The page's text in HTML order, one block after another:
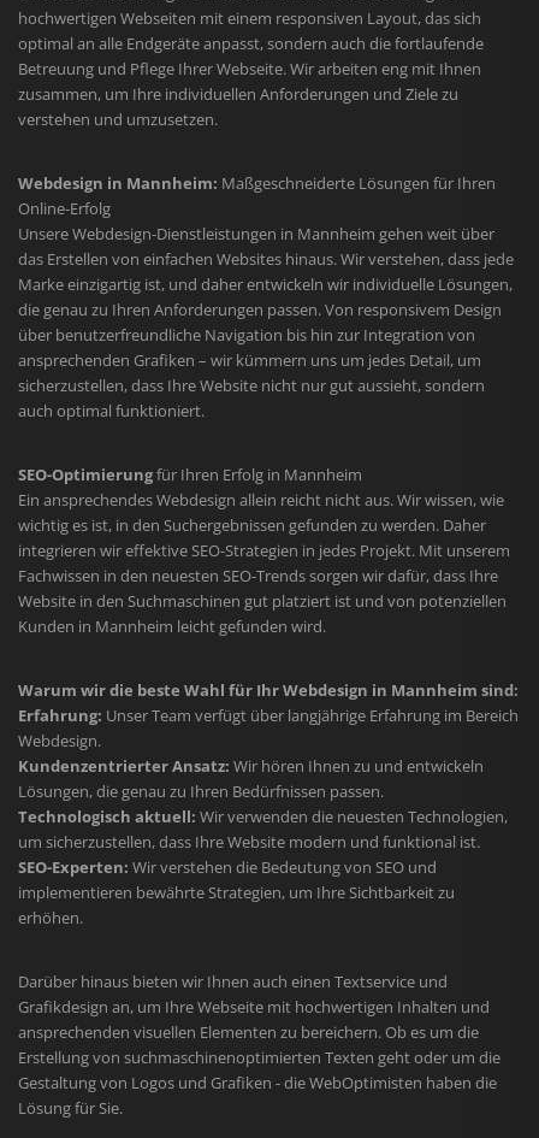
hochwertigen Webseiten mit einem responsiven Layout, das sich
optimal an alle Endgeräte anpasst, sondern auch die fortlaufende
Betreuung und Pflege Ihrer Webseite. Wir arbeiten eng mit Ihnen
zusammen, um Ihre individuellen Anforderungen und Ziele zu
verstehen und umzusetzen.
Webdesign in Mannheim: Maßgeschneiderte Lösungen für Ihren
Online-Erfolg
Unsere Webdesign-Dienstleistungen in Mannheim gehen weit über
das Erstellen von einfachen Websites hinaus. Wir verstehen, dass jede
Marke einzigartig ist, und daher entwickeln wir individuelle Lösungen,
die genau zu Ihren Anforderungen passen. Von responsivem Design
über benutzerfreundliche Navigation bis hin zur Integration von
ansprechenden Grafiken – wir kümmern uns um jedes Detail, um
sicherzustellen, dass Ihre Website nicht nur gut aussieht, sondern
auch optimal funktioniert.
SEO-Optimierungfür Ihren Erfolg in Mannheim
Ein ansprechendes Webdesign allein reicht nicht aus. Wir wissen, wie
wichtig es ist, in den Suchergebnissen gefunden zu werden. Daher
integrieren wir effektive SEO-Strategien in jedes Projekt. Mit unserem
Fachwissen in den neuesten SEO-Trends sorgen wir dafür, dass Ihre
Website in den Suchmaschinen gut platziert ist und von potenziellen
Kunden in Mannheim leicht gefunden wird.
Warum wir die beste Wahl für Ihr Webdesign in Mannheim sind:
Erfahrung: Unser Team verfügt über langjährige Erfahrung im Bereich
Webdesign.
Kundenzentrierter Ansatz: Wir hören Ihnen zu und entwickeln
Lösungen, die genau zu Ihren Bedürfnissen passen.
Technologisch aktuell: Wir verwenden die neuesten Technologien,
um sicherzustellen, dass Ihre Website modern und funktional ist.
SEO-Experten: Wir verstehen die Bedeutung von SEO und
implementieren bewährte Strategien, um Ihre Sichtbarkeit zu
erhöhen.
Darüber hinaus bieten wir Ihnen auch einen Textservice und
Grafikdesign an, um Ihre Webseite mit hochwertigen Inhalten und
ansprechenden visuellen Elementen zu bereichern. Ob es um die
Erstellung von suchmaschinenoptimierten Texten geht oder um die
Gestaltung von Logos und Grafiken - die WebOptimisten haben die
Lösung für Sie.